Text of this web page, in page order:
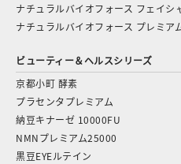
ナチュラルバイオフォース フェイシ
ナチュラルバイオフォース プレミア
ビューティー＆ヘルスシリーズ
京都小町 酵素
プラセンタプレミアム
納豆キナーゼ 10000FU
NMNプレミアム25000
黒豆EYEルテイン